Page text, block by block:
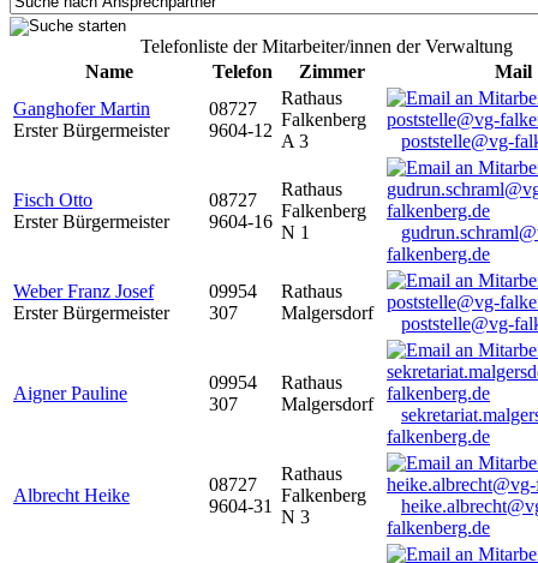
Telefonliste der Mitarbeiter/innen der Verwaltung
Name
Telefon Zimmer
Mail
Ganghofer Martin
Erster Bürgermeister
08727
9604-12
Rathaus
Falkenberg
A 3
poststelle@vg-
Fisch Otto
Erster Bürgermeister
08727
9604-16
Rathaus
Falkenberg
N 1
falkenberg.de
Weber Franz Josef
Erster Bürgermeister
09954
307
Rathaus
Malgersdorf
poststelle@vg-
Aigner Pauline
09954
307
Rathaus
Malgersdorf
falkenberg.de
Albrecht Heike
08727
9604-31
Rathaus
Falkenberg
N 3
falkenberg.de